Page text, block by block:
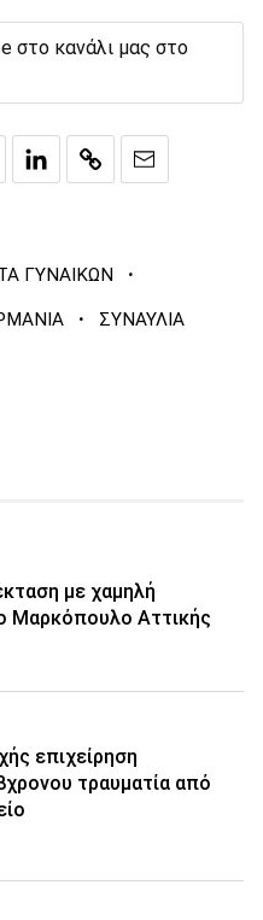
στο κανάλι μας στο
ΓΥΝΑΙΚΩΝ ·
· ΣΥΝΑΥΛΙΑ
με χαμηλή
Μαρκόπουλο Αττικής
επιχείρηση
τραυματία από